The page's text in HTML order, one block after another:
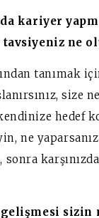
kariyer
tavsiyeniz ne
tanımak
hedef
ne
sizin